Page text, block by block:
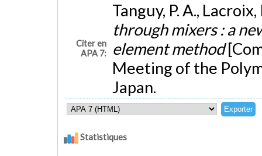
Citer en
APA 7:
Tanguy, P. A.,
through mixers : a
element method
Meeting of the
Japan.
Statistiques